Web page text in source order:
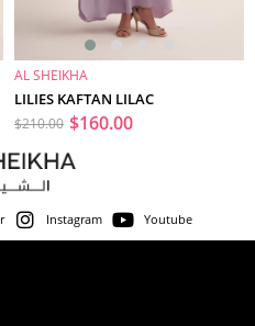
SEPETE EKLE
AL SHEIKHA
LILIES KAFTAN LILAC
$160.00
$210.00
Instagram Youtube